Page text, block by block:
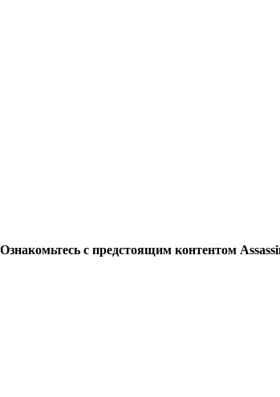
Ознакомьтесь с предстоящим контентом